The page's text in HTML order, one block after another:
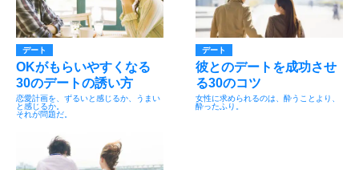
デート
OKがもらいやすくなる
30のデートの誘い方
恋愛計画を、ずるいと感じるか、うまい
と感じるか。
それが問題だ。
デート
彼とのデートを成功させ
る30のコツ
女性に求められるのは、酔うことより、
酔ったふり。